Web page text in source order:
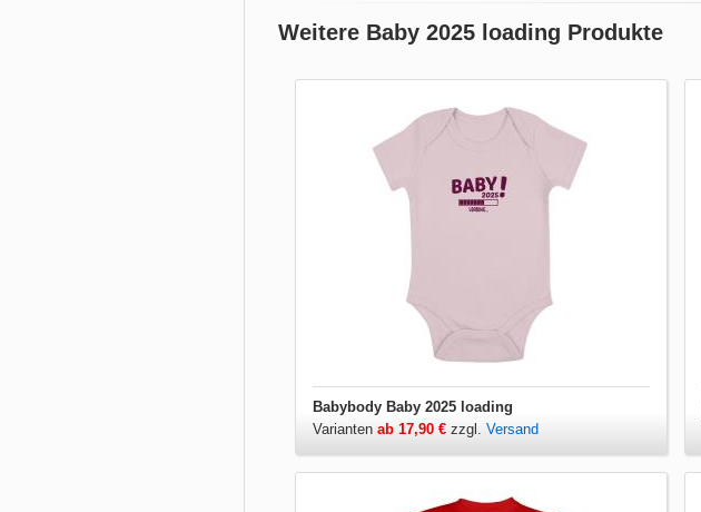
Weitere Baby 2025 loading Produkte
Babybody Baby 2025 loading
Varianten ab 17,90 € zzgl. Versand